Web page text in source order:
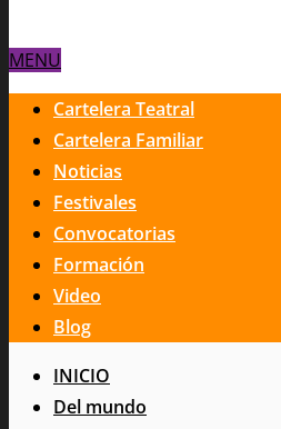
MENU
Cartelera Teatral
Cartelera Familiar
Noticias
Festivales
Convocatorias
Formación
Video
Blog
INICIO
Del mundo